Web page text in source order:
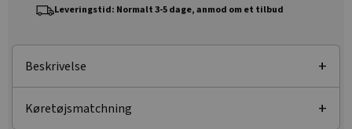
Leveringstid: Normalt 3-5 dage, anmod om et tilbud
Beskrivelse
Køretøjsmatchning